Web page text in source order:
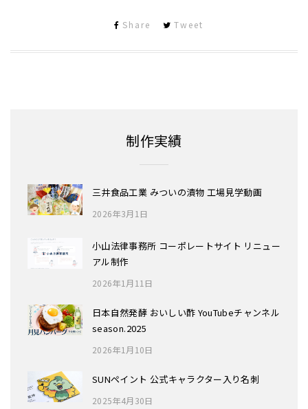
Share Tweet
制作実績
三井食品工業 みついの漬物 工場見学動画
2026年3月1日
小山法律事務所 コーポレートサイト リニュー
アル制作
2026年1月11日
日本自然発酵 おいしい酢 YouTubeチャンネル
season.2025
2026年1月10日
SUNペイント 公式キャラクター入り名刺
2025年4月30日